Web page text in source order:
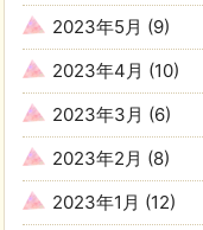
2023年5月 (9)
2023年4月 (10)
2023年3月 (6)
2023年2月 (8)
2023年1月 (12)